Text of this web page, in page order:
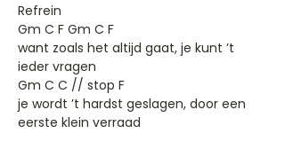
Refrein
Gm C F Gm C F
want zoals het altijd gaat, je kunt ’t
ieder vragen
Gm C C // stop F
je wordt ’t hardst geslagen, door een
eerste klein verraad